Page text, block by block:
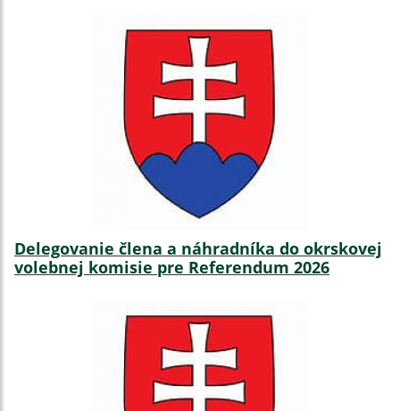
Delegovanie člena a náhradníka do okrskovej
volebnej komisie pre Referendum 2026